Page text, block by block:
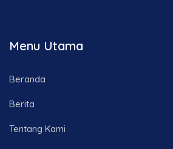
Menu Utama
Beranda
Berita
Tentang Kami